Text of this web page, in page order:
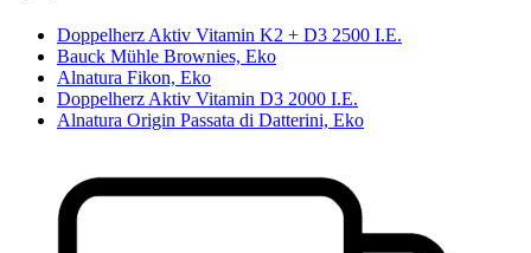
Doppelherz Aktiv Vitamin K2 + D3 2500 I.E.
Bauck Mühle Brownies, Eko
Alnatura Fikon, Eko
Doppelherz Aktiv Vitamin D3 2000 I.E.
Alnatura Origin Passata di Datterini, Eko